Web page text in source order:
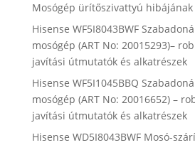
Mosógép ürítőszivattyú
Hisense WF5I8043BWF
mosógép (ART No: 20015293)–
javítási útmutatók és alkatrészek
Hisense WF5I1045BBQ
mosógép (ART No: 20016652) –
javítási útmutatók és alkatrészek
Hisense WD5I8043BWF Mosó-